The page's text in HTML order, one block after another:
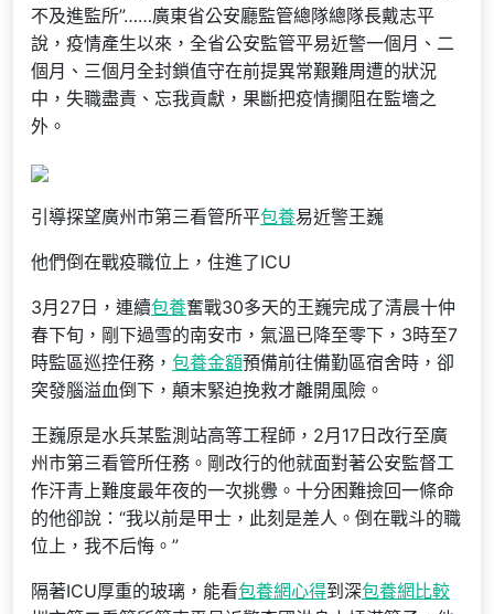
不及進監所”……廣東省公安廳監管總隊總隊長戴志平
說，疫情產生以來，全省公安監管平易近警一個月、二
個月、三個月全封鎖值守在前提異常艱難周遭的狀況
中，失職盡責、忘我貢獻，果斷把疫情攔阻在監墻之
外。
引導探望廣州市第三看管所平包養易近警王巍
他們倒在戰疫職位上，住進了ICU
3月27日，連續包養奮戰30多天的王巍完成了清晨十仲
春下旬，剛下過雪的南安市，氣溫已降至零下，3時至7
時監區巡控任務， 包養金額預備前往備勤區宿舍時，卻
突發腦溢血倒下，顛末緊迫挽救才離開風險。
王巍原是水兵某監測站高等工程師，2月17日改行至廣
州市第三看管所任務。剛改行的他就面對著公安監督工
作汗青上難度最年夜的一次挑釁。十分困難撿回一條命
的他卻說：“我以前是甲士，此刻是差人。倒在戰斗的職
位上，我不后悔。”
隔著ICU厚重的玻璃，能看包養網心得到深包養網比較